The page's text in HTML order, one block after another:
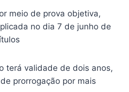
meio de prova objetiva,
no dia 7 de junho de
terá validade de dois anos,
prorrogação por mais